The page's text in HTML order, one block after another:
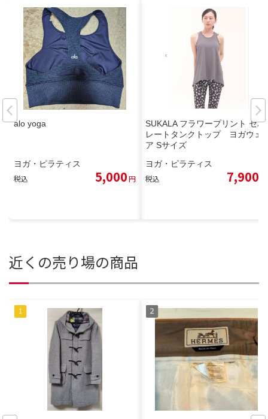
alo yoga
ヨガ・ピラティス
税込 5,000円
SUKALA フラワープリント セパ
レートタンクトップ ヨガウェ
ア Sサイズ
ヨガ・ピラティス
税込 7,900
近くの売り場の商品